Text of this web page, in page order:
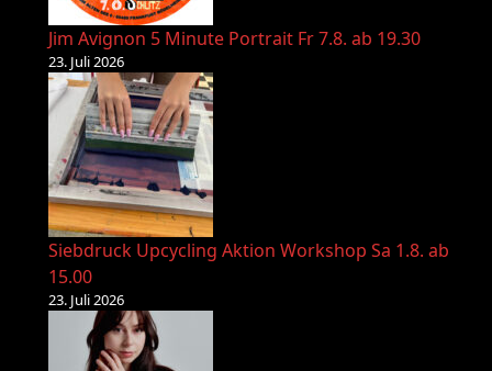
Jim Avignon 5 Minute Portrait Fr 7.8. ab 19.30
23. Juli 2026
Siebdruck Upcycling Aktion Workshop Sa 1.8. ab
15.00
23. Juli 2026